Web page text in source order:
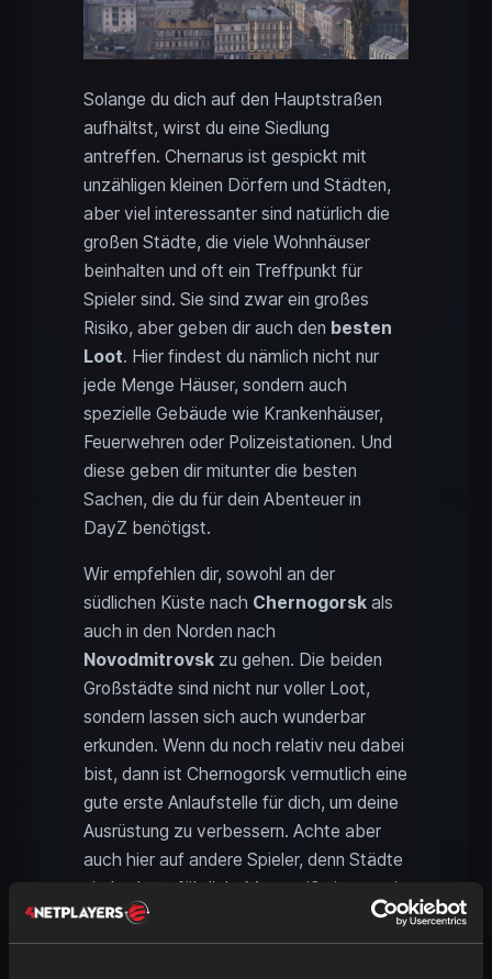
Solange du dich auf den Hauptstraßen
aufhältst, wirst du eine Siedlung
antreffen. Chernarus ist gespickt mit
unzähligen kleinen Dörfern und Städten,
aber viel interessanter sind natürlich die
großen Städte, die viele Wohnhäuser
beinhalten und oft ein Treffpunkt für
Spieler sind. Sie sind zwar ein großes
Risiko, aber geben dir auch den besten
Loot. Hier findest du nämlich nicht nur
jede Menge Häuser, sondern auch
spezielle Gebäude wie Krankenhäuser,
Feuerwehren oder Polizeistationen. Und
diese geben dir mitunter die besten
Sachen, die du für dein Abenteuer in
DayZ benötigst.
Wir empfehlen dir, sowohl an der
südlichen Küste nach Chernogorsk als
auch in den Norden nach
Novodmitrovsk zu gehen. Die beiden
Großstädte sind nicht nur voller Loot,
sondern lassen sich auch wunderbar
erkunden. Wenn du noch relativ neu dabei
bist, dann ist Chernogorsk vermutlich eine
gute erste Anlaufstelle für dich, um deine
Ausrüstung zu verbessern. Achte aber
auch hier auf andere Spieler, denn Städte
sind sehr gefährlich. Man weiß nie, wo ein
Sniper sitzt und dich
ohne dein Wissen
ausschalten könnte. Aber das Risiko ist